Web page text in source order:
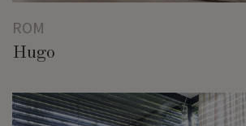
ROM
Hugo